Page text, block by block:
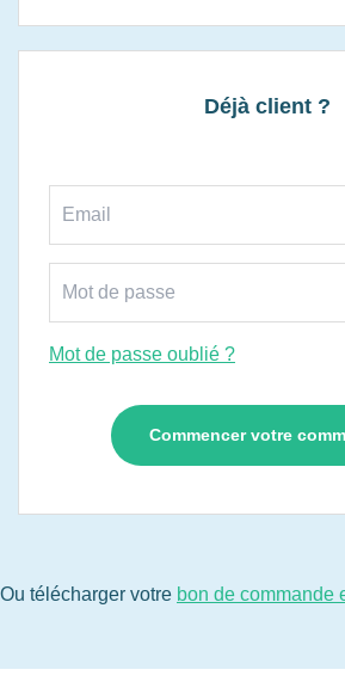
Déjà client ?
Mot de passe oublié ?
Ou télécharger votre bon de commande